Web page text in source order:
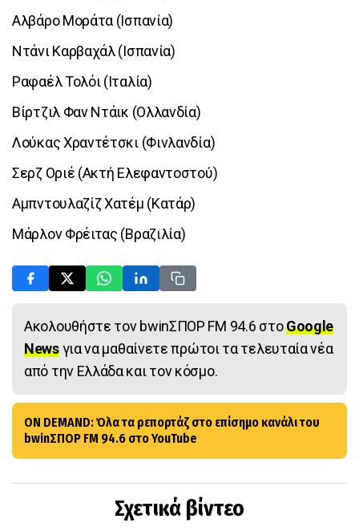
Αλβάρο Μοράτα (Ισπανία)
Ντάνι Καρβαχάλ (Ισπανία)
Ραφαέλ Τολόι (Ιταλία)
Βίρτζιλ Φαν Ντάικ (Ολλανδία)
Λούκας Χραντέτσκι (Φινλανδία)
Σερζ Οριέ (Ακτή Ελεφαντοστού)
Αμπντουλαζίζ Χατέμ (Κατάρ)
Μάρλον Φρέιτας (Βραζιλία)
Ακολουθήστε τον bwinΣΠΟΡ FM 94.6 στοGoogle
Newsγια να μαθαίνετε πρώτοι τα τελευταία νέα
από την Ελλάδα και τον κόσμο.
ON DEMAND: Όλα τα ρεπορτάζ στο επίσημο κανάλι του
bwinΣΠΟΡ FM 94.6 στο YouTube
Σχετικά βίντεο